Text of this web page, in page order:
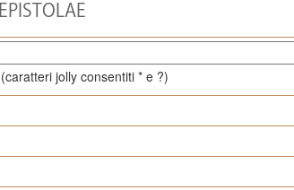
EPISTOLAE
(caratteri jolly consentiti * e ?)